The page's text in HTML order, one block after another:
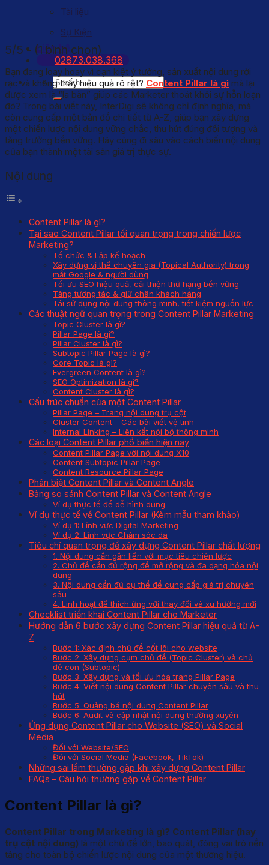
Tài liệu
Sự Kiện
Liên hệ
02873.038.368
5/5 - (1 bình chọn)
Bạn đang loay hoay vì cạn kiệt ý tưởng, sản xuất nội dung rời
rạc và không thấy hiệu quả rõ rệt? Content Pillar là gì mà lại
được xem là “la bàn” giúp các Marketer thoát khỏi sự hỗn loạn
đó? Trong bài viết này, InterDigi sẽ không chỉ định nghĩa, mà
còn cung cấp một bản đồ chi tiết từ A-Z, giúp bạn xây dựng
một chiến lược nội dung vững chắc, thu hút đúng đối tượng và
tăng trưởng bền vững. Hãy cùng đi sâu vào cách biến nội dung
của bạn thành một tài sản giá trị thực sự.
Nội dung
Content Pillar là gì?
Tại sao Content Pillar tối quan trọng trong chiến lược
Marketing?
Tổ chức & Lập kế hoạch
Xây dựng vị thế chuyên gia (Topical Authority) trong
mắt Google & người dùng
Tối ưu SEO hiệu quả, cải thiện thứ hạng bền vững
Tăng tương tác & giữ chân khách hàng
Tái sử dụng nội dung thông minh, tiết kiệm nguồn lực
Các thuật ngữ quan trọng trong Content Pillar Marketing
Topic Cluster là gì?
Pillar Page là gì?
Pillar Cluster là gì?
Subtopic Pillar Page là gì?
Core Topic là gì?
Evergreen Content là gì?
SEO Optimization là gì?
Content Cluster là gì?
Cấu trúc chuẩn của một Content Pillar
Pillar Page – Trang nội dung trụ cột
Cluster Content – Các bài viết vệ tinh
Internal Linking – Liên kết nội bộ thông minh
Các loại Content Pillar phổ biến hiện nay
Content Pillar Page với nội dung X10
Content Subtopic Pillar Page
Content Resource Pillar Page
Phân biệt Content Pillar và Content Angle
Bảng so sánh Content Pillar và Content Angle
Ví dụ thực tế để dễ hình dung
Ví dụ thực tế về Content Pillar (Kèm mẫu tham khảo)
Ví dụ 1: Lĩnh vực Digital Marketing
Ví dụ 2: Lĩnh vực Chăm sóc da
Tiêu chí quan trọng để xây dựng Content Pillar chất lượng
1. Nội dung cần gắn liền với mục tiêu chiến lược
2. Chủ đề cần đủ rộng để mở rộng và đa dạng hóa nội
dung
3. Nội dung cần đủ cụ thể để cung cấp giá trị chuyên
sâu
4. Linh hoạt để thích ứng với thay đổi và xu hướng mới
Checklist triển khai Content Pillar cho Marketer
Hướng dẫn 6 bước xây dựng Content Pillar hiệu quả từ A-
Z
Bước 1: Xác định chủ đề cốt lõi cho website
Bước 2: Xây dựng cụm chủ đề (Topic Cluster) và chủ
đề con (Subtopic)
Bước 3: Xây dựng và tối ưu hóa trang Pillar Page
Bước 4: Viết nội dung Content Pillar chuyên sâu và thu
hút
Bước 5: Quảng bá nội dung Content Pillar
Bước 6: Audit và cập nhật nội dung thường xuyên
Ứng dụng Content Pillar cho Website (SEO) và Social
Media
Đối với Website/SEO
Đối với Social Media (Facebook, TikTok)
Những sai lầm thường gặp khi xây dựng Content Pillar
FAQs – Câu hỏi thường gặp về Content Pillar
Content Pillar là gì?
Content Pillar trong Marketing là gì? Content Pillar (hay
trụ cột nội dung) là một chủ đề lớn, bao quát, đóng vai trò nền
tảng cho toàn bộ chiến lược nội dung của một thương hiệu.